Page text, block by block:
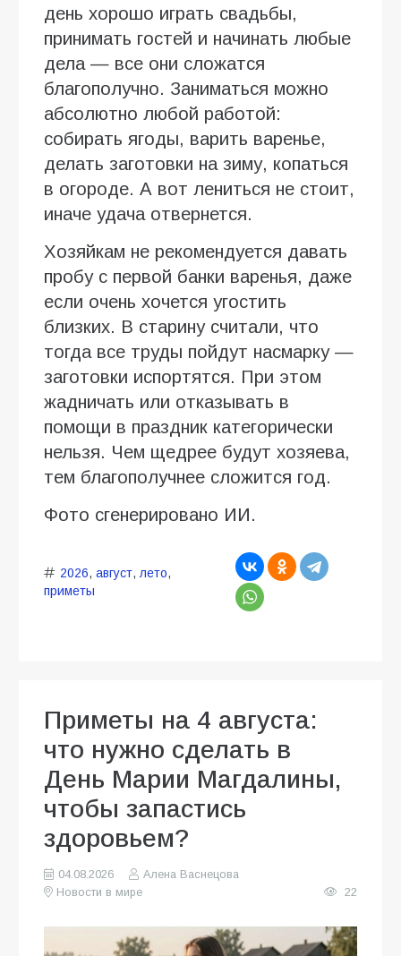
день хорошо играть свадьбы,
принимать гостей и начинать любые
дела — все они сложатся
благополучно. Заниматься можно
абсолютно любой работой:
собирать ягоды, варить варенье,
делать заготовки на зиму, копаться
в огороде. А вот лениться не стоит,
иначе удача отвернется.
Хозяйкам не рекомендуется давать
пробу с первой банки варенья, даже
если очень хочется угостить
близких. В старину считали, что
тогда все труды пойдут насмарку —
заготовки испортятся. При этом
жадничать или отказывать в
помощи в праздник категорически
нельзя. Чем щедрее будут хозяева,
тем благополучнее сложится год.
Фото сгенерировано ИИ.
2026, август,лето,
приметы
Приметы на 4 августа:
что нужно сделать в
День Марии Магдалины,
чтобы запастись
здоровьем?
04.08.2026
Алена Васнецова
Новости в мире
22